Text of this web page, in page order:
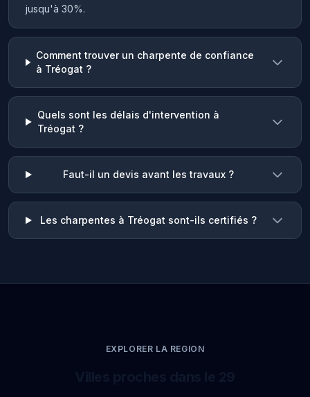
jusqu'à 30%.
Comment trouver un charpente de confiance
à Tréogat ?
Quels sont les délais d'intervention à
Tréogat ?
Faut-il un devis avant les travaux ?
Les charpentes à Tréogat sont-ils certifiés ?
EXPLORER LA REGION